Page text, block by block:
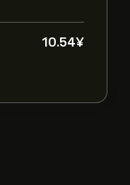
10.54‎¥‎